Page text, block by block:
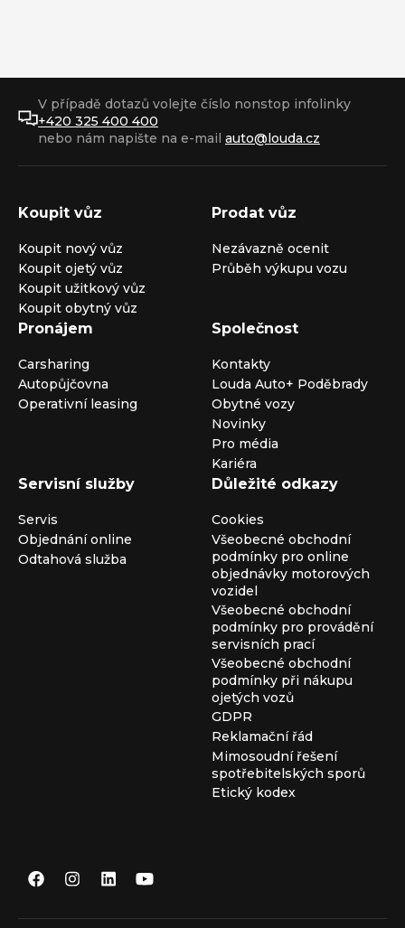
V případě dotazů volejte číslo nonstop infolinky
+420 325 400 400
nebo nám napište na e-mail auto@louda.cz
Koupit vůz
Koupit nový vůz
Koupit ojetý vůz
Koupit užitkový vůz
Koupit obytný vůz
Prodat vůz
Nezávazně ocenit
Průběh výkupu vozu
Pronájem
Carsharing
Autopůjčovna
Operativní leasing
Společnost
Kontakty
Louda Auto+ Poděbrady
Obytné vozy
Novinky
Pro média
Kariéra
Servisní služby
Servis
Objednání online
Odtahová služba
Důležité odkazy
Cookies
Všeobecné obchodní
podmínky pro online
objednávky motorových
vozidel
Všeobecné obchodní
podmínky pro provádění
servisních prací
Všeobecné obchodní
podmínky při nákupu
ojetých vozů
GDPR
Reklamační řád
Mimosoudní řešení
spotřebitelských sporů
Etický kodex